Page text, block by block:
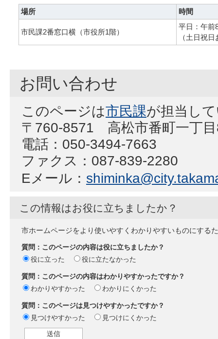
場所 時間
市民課2番窓口横（市役所1階）
平日：午前
（土日祝
お問い合わせ
このページは市民課が担当し
〒760-8571 高松市番町一丁
電話：050-3494-7663
ファクス：087-839-2280
Eメール：
この情報はお役に立ちましたか？
市ホームページをより使いやすくわかりやすいものにする
質問：このページの内容は役に立ちましたか？
役に立った
役に立たなかった
質問：このページの内容はわかりやすかったですか？
わかりやすかった
わかりにくかった
質問：このページは見つけやすかったですか？
見つけやすかった
見つけにくかった